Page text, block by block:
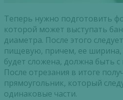
Теперь нужно подготовить
которой может выступать
диаметра. После этого
пищевую, причем, ее ширина,
будет сложена, должна быть
После отрезания в итоге
прямоугольник, который
одинаковые части.